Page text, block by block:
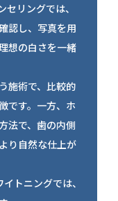
リングでは、
認し、写真を用
想の白さを一緒
施術で、比較的
です。一方、ホ
法で、歯の内側
り自然な仕上が
トニングでは、